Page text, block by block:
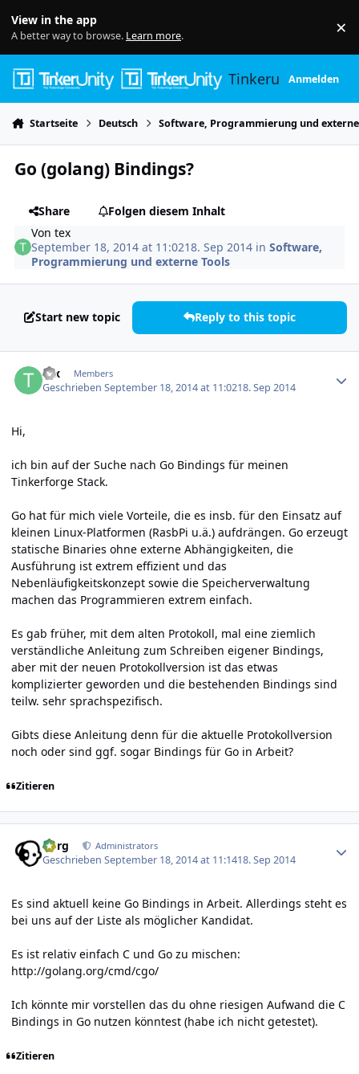
View in the app
A better way to browse. Learn more. ×
TinkerunityAnmelden
Startseite Deutsch Software, Programmierung und
Go (golang) Bindings?
Share
Folgen diesem Inhalt
Vontex
September 18, 2014 at 11:0218. Sep 2014 inSoftware,
Programmierung und externe Tools
Start new topic Reply to this topic
tex Members
GeschriebenSeptember 18, 2014 at 11:0218. Sep 2014
Hi,
ich bin auf der Suche nach Go Bindings für meinen
Tinkerforge Stack.
Go hat für mich viele Vorteile, die es insb. für den Einsatz auf
kleinen Linux-Platformen (RasbPi u.ä.) aufdrängen. Go erzeugt
statische Binaries ohne externe Abhängigkeiten, die
Ausführung ist extrem effizient und das
Nebenläufigkeitskonzept sowie die Speicherverwaltung
machen das Programmieren extrem einfach.
Es gab früher, mit dem alten Protokoll, mal eine ziemlich
verständliche Anleitung zum Schreiben eigener Bindings,
aber mit der neuen Protokollversion ist das etwas
komplizierter geworden und die bestehenden Bindings sind
teilw. sehr sprachspezifisch.
Gibts diese Anleitung denn für die aktuelle Protokollversion
noch oder sind ggf. sogar Bindings für Go in Arbeit?
Zitieren
borg Administrators
GeschriebenSeptember 18, 2014 at 11:1418. Sep 2014
Es sind aktuell keine Go Bindings in Arbeit. Allerdings steht es
bei uns auf der Liste als möglicher Kandidat.
Es ist relativ einfach C und Go zu mischen:
http://golang.org/cmd/cgo/
Ich könnte mir vorstellen das du ohne riesigen Aufwand die C
Bindings in Go nutzen könntest (habe ich nicht getestet).
Zitieren